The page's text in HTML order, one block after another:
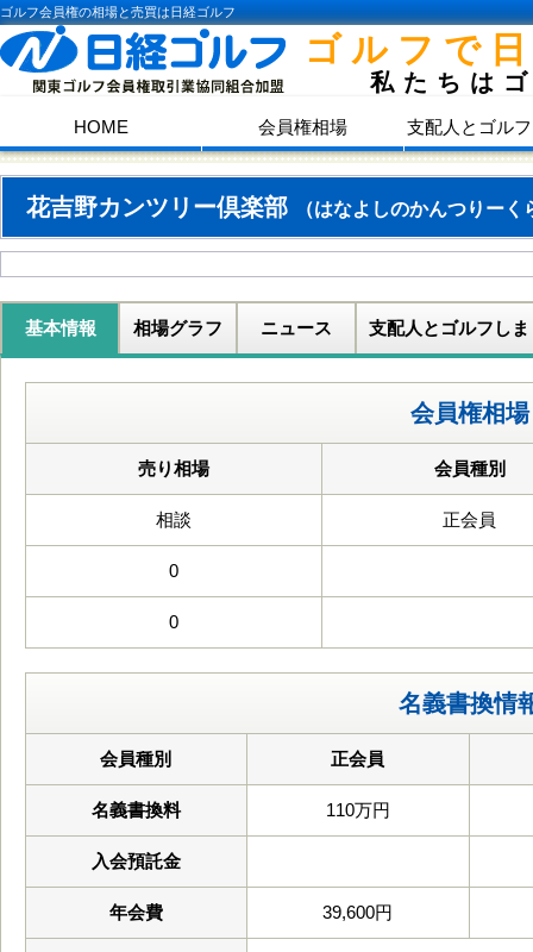
ゴルフ会員権の相場と売買は日経ゴルフ
ゴルフで
私たちは
HOME 会員権相場 支配人とゴル
花吉野カンツリー倶楽部 （はなよしのかんつりーく
基本情報 相場グラフ ニュース 支配人とゴルフしま
会員権相場
売り相場 会員種別
相談 正会員
0
0
名義書換情
会員種別 正会員
名義書換料 110万円
入会預託金
年会費 39,600円